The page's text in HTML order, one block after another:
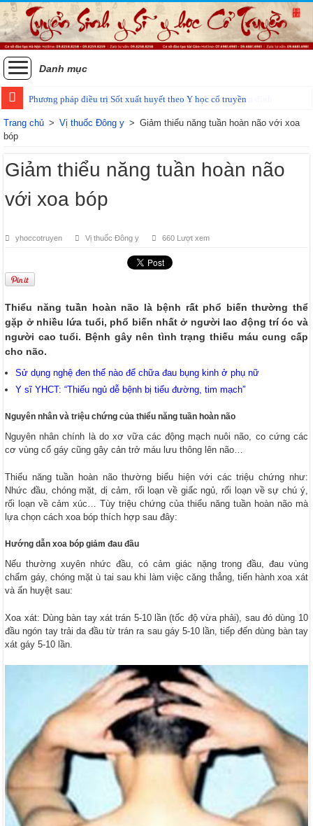
Danh mục
Phương pháp điều trị Sốt xuất huyết theo Y học cổ truyền
Trang chủ > Vị thuốc Đông y > Giảm thiểu năng tuần hoàn não với xoa
bóp
Giảm thiểu năng tuần hoàn não
với xoa bóp
yhoccotruyen Vị thuốc Đông y 660 Lượt xem
Thiểu năng tuần hoàn não là bệnh rất phổ biến thường thể
gặp ở nhiều lứa tuổi, phổ biến nhất ở người lao động trí óc và
người cao tuổi. Bệnh gây nên tình trạng thiếu máu cung cấp
cho não.
Sử dụng nghệ đen thế nào để chữa đau bụng kinh ở phụ nữ
Y sĩ YHCT: “Thiếu ngủ dễ bệnh bị tiểu đường, tim mạch”
Nguyên nhân và triệu chứng của thiểu năng tuần hoàn não
Nguyên nhân chính là do xơ vữa các động mạch nuôi não, co cứng các
cơ vùng cổ gáy cũng gây cản trở máu lưu thông lên não…
Thiểu năng tuần hoàn não thường biểu hiện với các triệu chứng như:
Nhức đầu, chóng mặt, dị cảm, rối loạn về giấc ngủ, rối loạn về sự chú ý,
rối loạn về cảm xúc… Tùy triệu chứng của thiểu năng tuần hoàn não mà
lựa chọn cách xoa bóp thích hợp sau đây:
Hướng dẫn xoa bóp giảm đau đầu
Nếu thường xuyên nhức đầu, có cảm giác nặng trong đầu, đau vùng
chẩm gáy, chóng mặt ù tai sau khi làm việc căng thẳng, tiến hành xoa xát
và ấn huyệt sau:
Xoa xát: Dùng bàn tay xát trán 5-10 lần (tốc độ vừa phải), sau đó dùng 10
đầu ngón tay trải da đầu từ trán ra sau gáy 5-10 lần, tiếp đến dùng bàn tay
xát gáy 5-10 lần.